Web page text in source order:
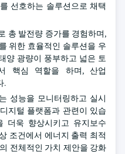
선호하는 솔루션으로 채택
총 발전량 증가를 경험하며,
위한 효율적인 솔루션을 우
양 광량이 풍부하고 넓은 토
핵심 역할을 하며, 산업
.
성능을 모니터링하고 실시
지털 플랫폼과 관련이 있습
더욱 향상시키고 유지보수
조건에서 에너지 출력 최적
전체적인 가치 제안을 강화